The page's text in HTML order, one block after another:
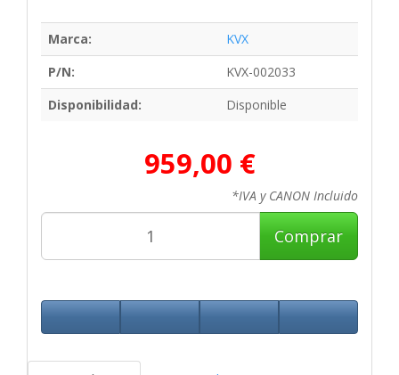
Marca:
KVX
P/N:
KVX-002033
Disponibilidad:
Disponible
959,00 €
*IVA y CANON Incluido
Comprar